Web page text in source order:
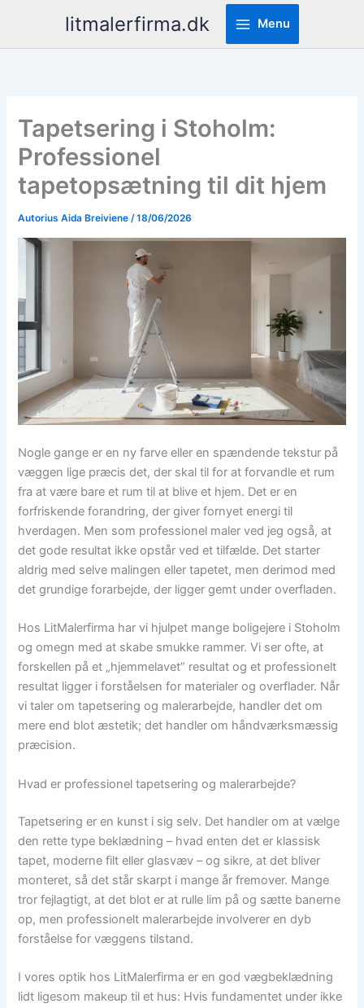
turinio
litmalerfirma.dk Menu
Tapetsering i Stoholm:
Professionel
tapetopsætning til dit hjem
Autorius Aida Breiviene/18/06/2026
Nogle gange er en ny farve eller en spændende tekstur på
væggen lige præcis det, der skal til for at forvandle et rum
fra at være bare et rum til at blive et hjem. Det er en
forfriskende forandring, der giver fornyet energi til
hverdagen. Men som professionel maler ved jeg også, at
det gode resultat ikke opstår ved et tilfælde. Det starter
aldrig med selve malingen eller tapetet, men derimod med
det grundige forarbejde, der ligger gemt under overfladen.
Hos LitMalerfirma har vi hjulpet mange boligejere i Stoholm
og omegn med at skabe smukke rammer. Vi ser ofte, at
forskellen på et „hjemmelavet” resultat og et professionelt
resultat ligger i forståelsen for materialer og overflader. Når
vi taler om tapetsering og malerarbejde, handler det om
mere end blot æstetik; det handler om håndværksmæssig
præcision.
Hvad er professionel tapetsering og malerarbejde?
Tapetsering er en kunst i sig selv. Det handler om at vælge
den rette type beklædning – hvad enten det er klassisk
tapet, moderne filt eller glasvæv – og sikre, at det bliver
monteret, så det står skarpt i mange år fremover. Mange
tror fejlagtigt, at det blot er at rulle lim på og sætte banerne
op, men professionelt malerarbejde involverer en dyb
forståelse for væggens tilstand.
I vores optik hos LitMalerfirma er en god vægbeklædning
lidt ligesom makeup til et hus: Hvis fundamentet under ikke